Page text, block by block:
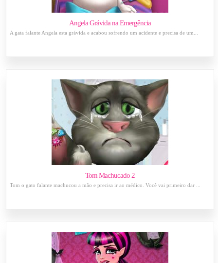
Angela Grávida na Emergência
A gata falante Angela esta grávida e acabou sofrendo um acidente e precisa de um...
Tom Machucado 2
Tom o gato falante machucou a mão e precisa ir ao médico. Você vai primeiro dar ...